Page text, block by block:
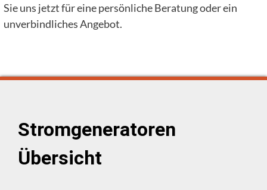
Sie uns jetzt für eine persönliche Beratung oder ein
unverbindliches Angebot.
Stromgeneratoren
Übersicht